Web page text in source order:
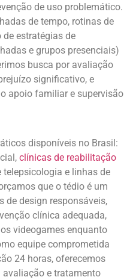
de uso problemático.
de tempo, rotinas de
estratégias de
e grupos presenciais)
busca por avaliação
significativo, e
apoio familiar e supervisão
disponíveis no Brasil:
clínicas de reabilitação
e linhas de
que o tédio é um
de design responsáveis,
clínica adequada,
videogames enquanto
equipe comprometida
24 horas, oferecemos
e tratamento